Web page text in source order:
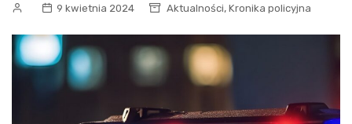
9 kwietnia 2024 Aktualności, Kronika policyjna